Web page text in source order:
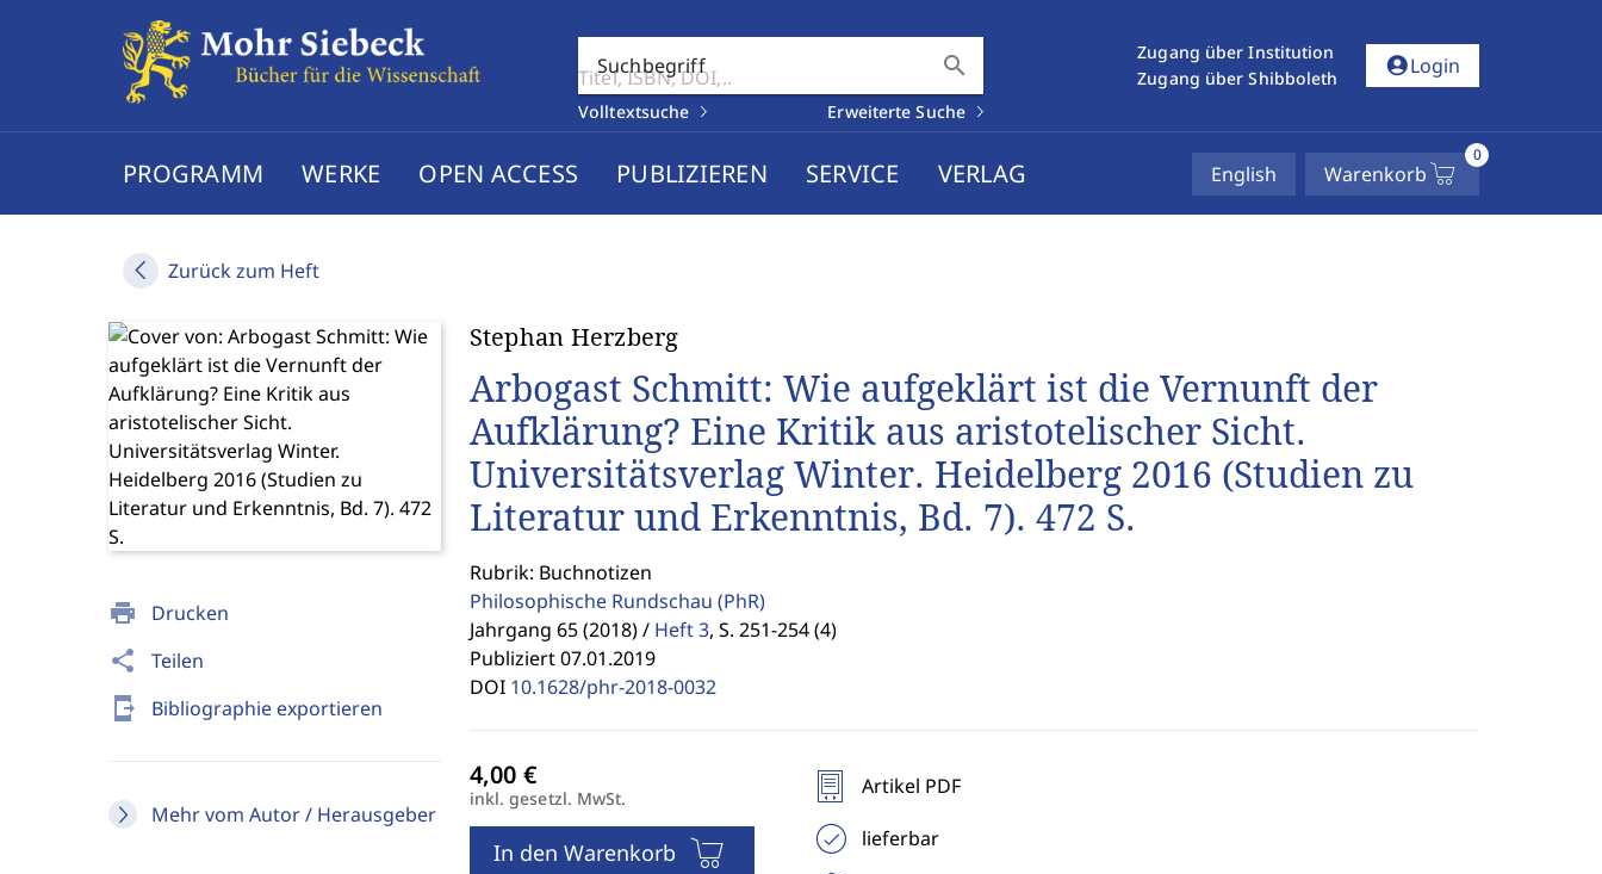
Suchbegriff search
Volltextsuche Erweiterte Suche
Zugang über Institution
Zugang über Shibboleth
account_circleLogin
PROGRAMM WERKE OPEN ACCESS PUBLIZIEREN SERVICE VERLAG English Warenkorb
0
Zurück zum Heft
print Drucken
share Teilen
send_to_mobile Bibliographie exportieren
Mehr vom Autor / Herausgeber
Stephan Herzberg
Arbogast Schmitt: Wie aufgeklärt ist die Vernunft der
Aufklärung? Eine Kritik aus aristotelischer Sicht.
Universitätsverlag Winter. Heidelberg 2016 (Studien zu
Literatur und Erkenntnis, Bd. 7). 472 S.
Rubrik: Buchnotizen
Philosophische Rundschau (PhR)
Jahrgang 65 (2018) / Heft 3, S. 251-254 (4)
Publiziert 07.01.2019
DOI 10.1628/phr-2018-0032
inkl. gesetzl. MwSt.
In den Warenkorb
Artikel PDF
lieferbar